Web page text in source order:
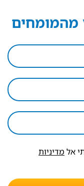
מהמומחים
אל מדיניות